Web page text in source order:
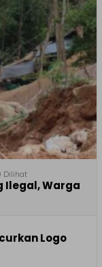
Dilihat
Ilegal, Warga
Logo